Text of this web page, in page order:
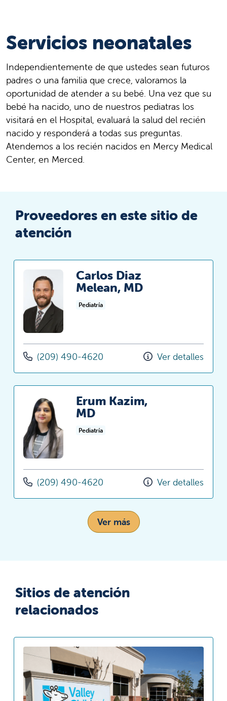
Servicios neonatales
Independientemente de que ustedes sean futuros
padres o una familia que crece, valoramos la
oportunidad de atender a su bebé. Una vez que su
bebé ha nacido, uno de nuestros pediatras los
visitará en el Hospital, evaluará la salud del recién
nacido y responderá a todas sus preguntas.
Atendemos a los recién nacidos en Mercy Medical
Center, en Merced.
Proveedores en este sitio de
atención
Carlos Diaz
Melean, MD
Pediatría
(209) 490-4620 Ver detalles
Erum Kazim,
MD
Pediatría
(209) 490-4620 Ver detalles
Ver más
Sitios de atención
relacionados